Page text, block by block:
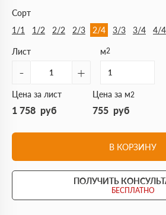
Сорт
1/1
1/2 2/2 2/3 2/4 3/3 3/4 4/4
Лист
- +
м2
Цена за лист
1 758 руб
Цена за м2
755 руб
В КОРЗИНУ
ПОЛУЧИТЬ
БЕСПЛАТНО